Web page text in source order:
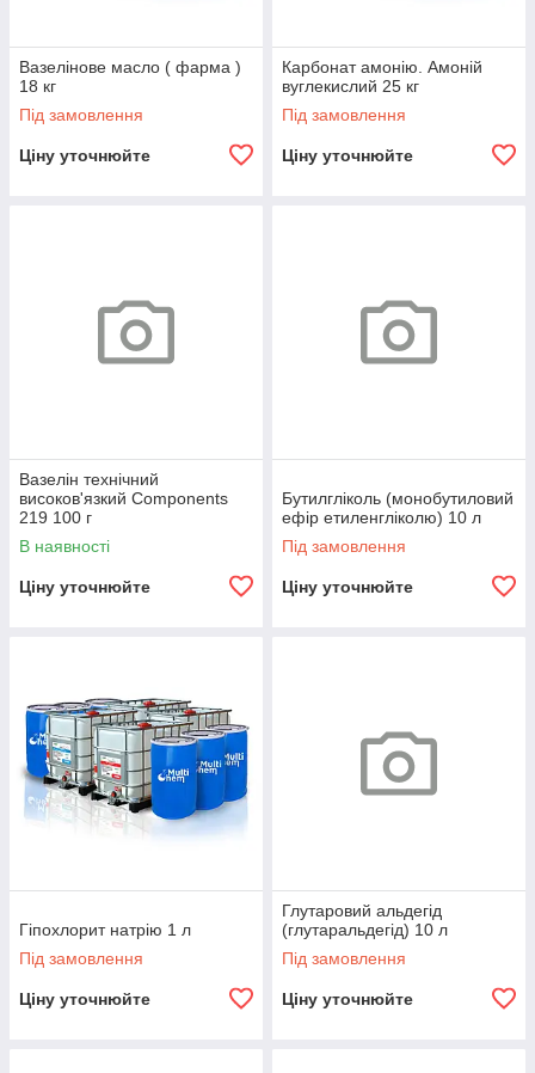
Вазелінове масло ( фарма )
18 кг
Під замовлення
Ціну уточнюйте
Карбонат амонію. Амоній
вуглекислий 25 кг
Під замовлення
Ціну уточнюйте
Вазелін технічний
високов'язкий Components
219 100 г
В наявності
Ціну уточнюйте
Бутилгліколь (монобутиловий
ефір етиленгліколю) 10 л
Під замовлення
Ціну уточнюйте
Гіпохлорит натрію 1 л
Під замовлення
Ціну уточнюйте
Глутаровий альдегід
(глутаральдегід) 10 л
Під замовлення
Ціну уточнюйте